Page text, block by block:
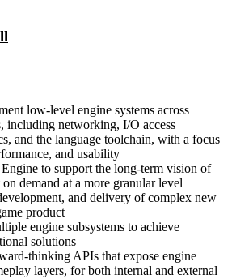
low-level engine systems across
including networking, I/O access
and the language toolchain, with a focus
and usability
to support the long-term vision of
demand at a more granular level
and delivery of complex new
product
engine subsystems to achieve
solutions
thinking APIs that expose engine
layers, for both internal and external